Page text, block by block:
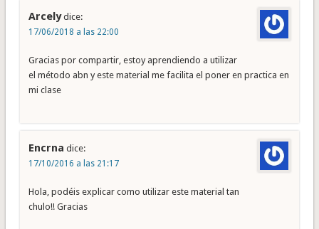
Arcely dice:
17/06/2018 a las 22:00
Gracias por compartir, estoy aprendiendo a utilizar
el método abn y este material me facilita el poner en practica en
mi clase
Encrna dice:
17/10/2016 a las 21:17
Hola, podéis explicar como utilizar este material tan
chulo!! Gracias